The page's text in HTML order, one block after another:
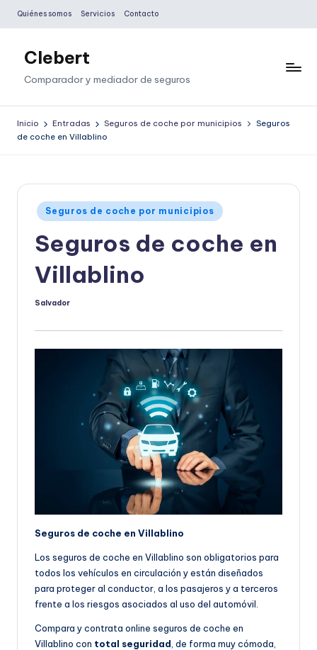
Saltar
contenido
Quiénes somos Servicios Contacto
Clebert
Comparador y mediador de seguros
Inicio Entradas Seguros de coche por municipios
Seguros
de coche en Villablino
Publicado
en
Seguros de coche por municipios
Seguros de coche en
Villablino
Publicado
Salvador
Seguros de coche en Villablino
Los seguros de coche en Villablino son obligatorios para
todos los vehículos en circulación y están diseñados
para proteger al conductor, a los pasajeros y a terceros
frente a los riesgos asociados al uso del automóvil.
Compara y contrata online seguros de coche en
Villablino con total seguridad , de forma muy cómoda,